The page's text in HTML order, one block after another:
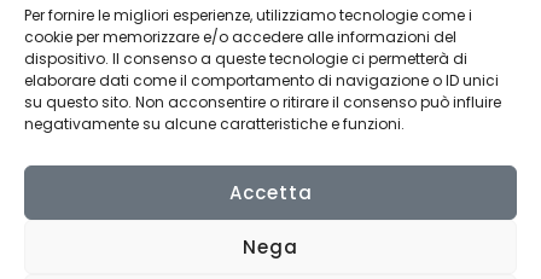
Per fornire le migliori esperienze, utilizziamo tecnologie come i
cookie per memorizzare e/o accedere alle informazioni del
dispositivo. Il consenso a queste tecnologie ci permetterà di
elaborare dati come il comportamento di navigazione o ID unici
su questo sito. Non acconsentire o ritirare il consenso può influire
negativamente su alcune caratteristiche e funzioni.
Accetta
Nega
Note legali
Privacy Policy